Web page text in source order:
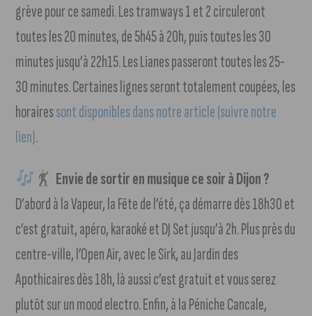
grève pour ce samedi. Les tramways 1 et 2 circuleront
toutes les 20 minutes, de 5h45 à 20h, puis toutes les 30
minutes jusqu’à 22h15. Les Lianes passeront toutes les 25-
30 minutes. Certaines lignes seront totalement coupées, les
horairessont disponibles dans notre article (suivre notre
lien).
Envie de sortir en musique ce soir à Dijon ?
D’abord à la Vapeur, la Fête de l’été, ça démarre dès 18h30 et
c’est gratuit, apéro, karaoké et DJ Set jusqu’à 2h. Plus près du
centre-ville, l’Open Air, avec le Sirk, au Jardin des
Apothicaires dès 18h, là aussi c’est gratuit et vous serez
plutôt sur un mood electro. Enfin, à la Péniche Cancale,